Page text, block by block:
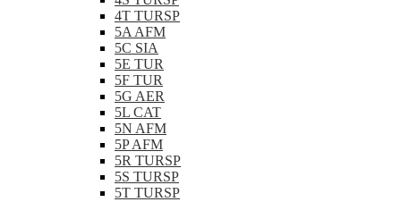
4T TURSP
5A AFM
5C SIA
5E TUR
5F TUR
5G AER
5L CAT
5N AFM
5P AFM
5R TURSP
5S TURSP
5T TURSP